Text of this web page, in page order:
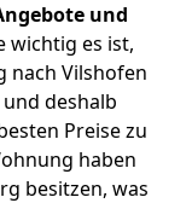
und
wichtig es ist,
nach Vilshofen
deshalb
Preise zu
haben
besitzen, was